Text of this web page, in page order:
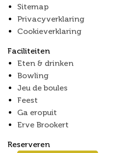
Sitemap
Privacyverklaring
Cookieverklaring
Faciliteiten
Eten & drinken
Bowling
Jeu de boules
Feest
Ga eropuit
Erve Brookert
Reserveren